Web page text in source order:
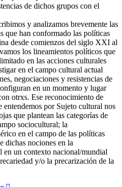
de dichos grupos con el
y analizamos brevemente las
que han conformado las políticas
desde comienzos del siglo XXI al
los lineamientos políticos que
en las acciones culturales
en el campo cultural actual
negociaciones y resistencias de
en un momento y lugar
otrxs. Ese reconocimiento de
por Sujeto cultural nos
que plantean las categorías de
sociocultural; la
en el campo de las políticas
dichas nociones en la
un contexto nacional/mundial
y/o la precarización de la